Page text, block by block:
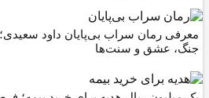
رمان سراب بی‌پایان داود سعیدی؛
عشق و سنت‌ها